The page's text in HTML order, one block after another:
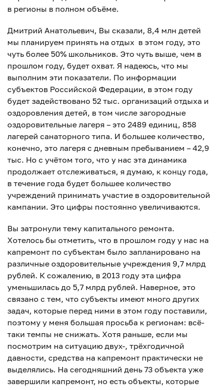
в регионы в полном объёме.
Дмитрий Анатольевич, Вы сказали, 8,4 млн детей
мы планируем принять на отдых в этом году, это
чуть более 50% школьников. Это чуть выше, чем в
прошлом году, будет охват. Я надеюсь, что мы
выполним эти показатели. По информации
субъектов Российской Федерации, в этом году
будет задействовано 52 тыс. организаций отдыха и
оздоровления детей, в том числе загородные
оздоровительные лагеря – это 2489 единиц, 858
лагерей санаторного типа. И большее количество,
конечно, это лагеря с дневным пребыванием – 42,9
тыс. Но с учётом того, что у нас эта динамика
продолжает отслеживаться, я думаю, к концу года,
в течение года будет большее количество
учреждений принимать участие в оздоровительной
кампании. Это цифры постоянно увеличиваются.
Вы затронули тему капитального ремонта.
Хотелось бы отметить, что в прошлом году у нас на
капремонт по субъектам было запланировано на
различные оздоровительные учреждения 9,7 млрд
рублей. К сожалению, в 2013 году эта цифра
уменьшилась до 5,7 млрд рублей. Наверное, это
связано с тем, что субъекты имеют много других
задач, которые перед ними в этом году поставили,
поэтому у меня большая просьба к регионам: всё-
таки темпы не снижать. Хотя раньше, если мы
посмотрим на ситуацию двух-, трёхгодичной
давности, средства на капремонт практически не
выделялись. На сегодняшний день 73 объекта уже
завершили капремонт, но есть объекты, которые